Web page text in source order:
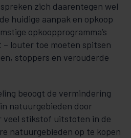
zich daarentegen wel
huidige aanpak en opkoop
opkoopprogramma’s
louter toe moeten spitsen
stoppers en verouderde
beoogt de vermindering
natuurgebieden door
veel stikstof uitstoten in de
natuurgebieden op te kopen